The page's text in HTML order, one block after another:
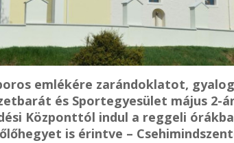
emlékére zarándoklatot,
és Sportegyesület május 2-
Központtól indul a reggeli
is érintve –